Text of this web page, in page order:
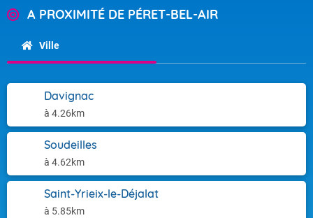
A PROXIMITÉ DE PÉRET-BEL-AIR
Ville
Davignac
à 4.26km
Soudeilles
à 4.62km
Saint-Yrieix-le-Déjalat
à 5.85km